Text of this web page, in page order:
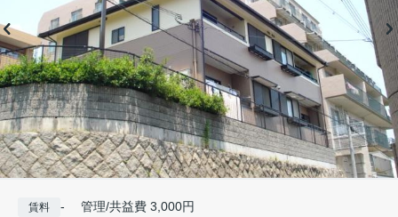
賃料 - 管理/共益費 3,000円